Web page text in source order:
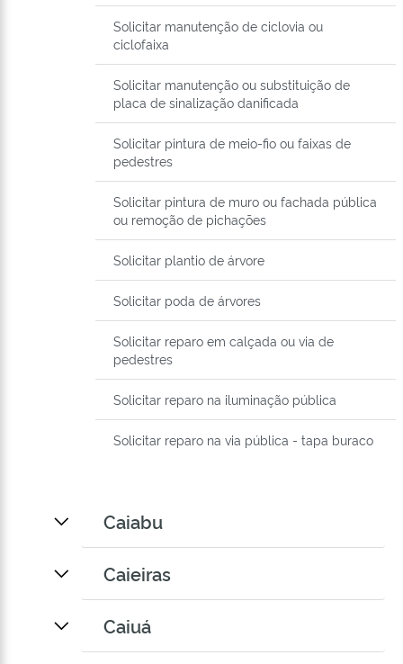
Solicitar manutenção de ciclovia ou
ciclofaixa
Solicitar manutenção ou substituição de
placa de sinalização danificada
Solicitar pintura de meio-fio ou faixas de
pedestres
Solicitar pintura de muro ou fachada pública
ou remoção de pichações
Solicitar plantio de árvore
Solicitar poda de árvores
Solicitar reparo em calçada ou via de
pedestres
Solicitar reparo na iluminação pública
Solicitar reparo na via pública - tapa buraco
Caiabu
Caieiras
Caiuá